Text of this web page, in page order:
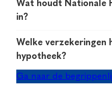
Wat houdt Nationale
in?
Nationale Hypotheek
waar je, als je
hypotheek voor kunt
vangnet voor de
Welke verzekeringen
hypotheek?
Soms is het nuttig om
Ga naar de